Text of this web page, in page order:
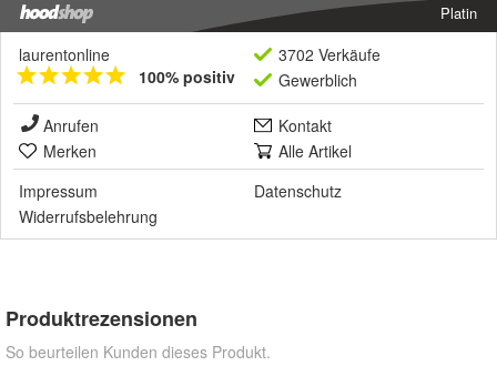
Platin
laurentonline
100% positiv
3702 Verkäufe
Gewerblich
Anrufen
Kontakt
Merken
Alle Artikel
Impressum
Datenschutz
Widerrufsbelehrung
Produktrezensionen
So beurteilen Kunden dieses Produkt.